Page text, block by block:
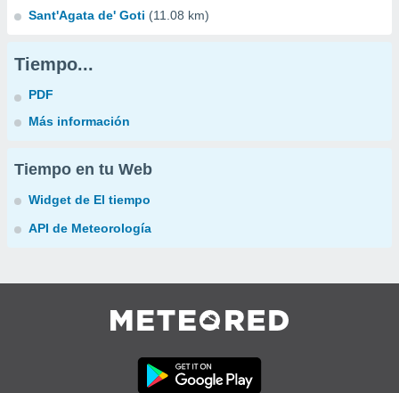
Sant'Agata de' Goti (11.08 km)
Tiempo...
PDF
Más información
Tiempo en tu Web
Widget de El tiempo
API de Meteorología